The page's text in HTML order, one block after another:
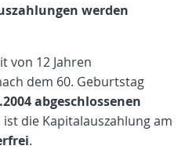
werden
von 12 Jahren
dem 60. Geburtstag
abgeschlossenen
die Kapitalauszahlung am
.